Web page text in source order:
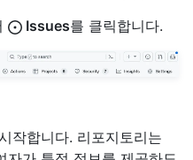
Issues를 클릭합니다.
작합니다. 리포지토리는